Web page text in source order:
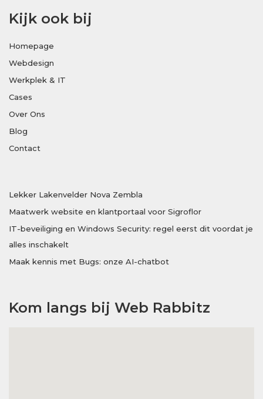
Kijk ook bij
Homepage
Webdesign
Werkplek & IT
Cases
Over Ons
Blog
Contact
Lekker Lakenvelder Nova Zembla
Maatwerk website en klantportaal voor Sigroflor
IT-beveiliging en Windows Security: regel eerst dit voordat je
alles inschakelt
Maak kennis met Bugs: onze AI-chatbot
Kom langs bij Web Rabbitz